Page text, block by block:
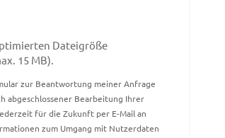
Dateigröße
15 MB).
zur Beantwortung meiner Anfrage
abgeschlossener Bearbeitung Ihrer
für die Zukunft per E-Mail an
zum Umgang mit Nutzerdaten